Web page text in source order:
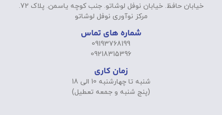
خیابان حافظ. خیابان نوفل لوشاتو. جنب کوچه یاسمن. پلاک 72.
مرکز نوآوری نوفل لوشاتو
شماره های تماس
09193768199
09218315396
زمان کاری
شنبه تا چهارشنبه 10 الی 18
(پنج شنبه و جمعه تعطیل)